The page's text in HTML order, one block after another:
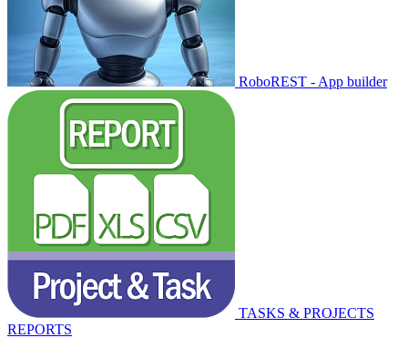
RoboREST - App builder
TASKS & PROJECTS
REPORTS